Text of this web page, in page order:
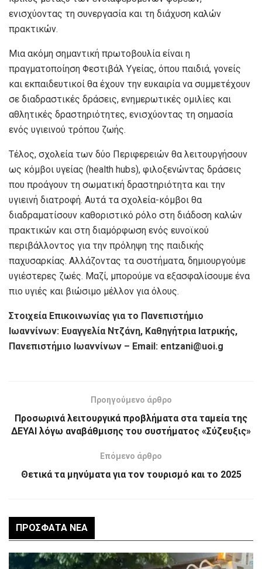
ενισχύοντας τη συνεργασία και τη διάχυση καλών
πρακτικών.
Μια ακόμη σημαντική πρωτοβουλία είναι η
πραγματοποίηση Φεστιβάλ Υγείας, όπου παιδιά, γονείς
και εκπαιδευτικοί θα έχουν την ευκαιρία να συμμετέχουν
σε διαδραστικές δράσεις, ενημερωτικές ομιλίες και
αθλητικές δραστηριότητες, ενισχύοντας τη σημασία
ενός υγιεινού τρόπου ζωής.
Τέλος, σχολεία των δύο Περιφερειών θα λειτουργήσουν
ως κόμβοι υγείας (health hubs), φιλοξενώντας δράσεις
που προάγουν τη σωματική δραστηριότητα και την
υγιεινή διατροφή. Αυτά τα σχολεία-κόμβοι θα
διαδραματίσουν καθοριστικό ρόλο στη διάδοση καλών
πρακτικών και στη διαμόρφωση ενός ευνοϊκού
περιβάλλοντος για την πρόληψη της παιδικής
παχυσαρκίας. Αλλάζοντας τα συστήματα, δημιουργούμε
υγιέστερες ζωές. Μαζί, μπορούμε να εξασφαλίσουμε ένα
πιο υγιές και βιώσιμο μέλλον για όλους.
Στοιχεία Επικοινωνίας για το Πανεπιστήμιο
Ιωαννίνων: Ευαγγελία Ντζάνη, Καθηγήτρια Ιατρικής,
Πανεπιστήμιο Ιωαννίνων – Email: entzani@uoi.g
Προηγούμενο άρθρο
Προσωρινά λειτουργικά προβλήματα στα ταμεία της
ΔΕΥΑΙ λόγω αναβάθμισης του συστήματος «Σύζευξις»
Επόμενο άρθρο
Θετικά τα μηνύματα για τον τουρισμό και το 2025
ΠΡΌΣΦΑΤΑ ΝΈΑ